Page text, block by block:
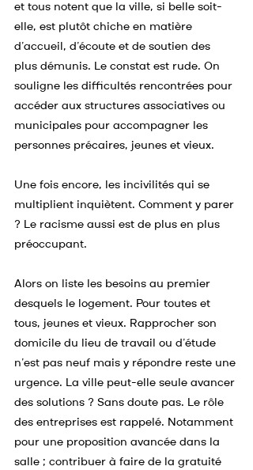
et tous notent que la ville, si belle soit-
elle, est plutôt chiche en matière
d’accueil, d’écoute et de soutien des
plus démunis. Le constat est rude. On
souligne les difficultés rencontrées pour
accéder aux structures associatives ou
municipales pour accompagner les
personnes précaires, jeunes et vieux.
Une fois encore, les incivilités qui se
multiplient inquiètent. Comment y parer
? Le racisme aussi est de plus en plus
préoccupant.
Alors on liste les besoins au premier
desquels le logement. Pour toutes et
tous, jeunes et vieux. Rapprocher son
domicile du lieu de travail ou d’étude
n’est pas neuf mais y répondre reste une
urgence. La ville peut-elle seule avancer
des solutions ? Sans doute pas. Le rôle
des entreprises est rappelé. Notamment
pour une proposition avancée dans la
salle ; contribuer à faire de la gratuité